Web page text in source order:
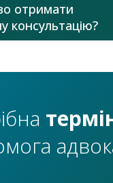
отримати
консультацію?